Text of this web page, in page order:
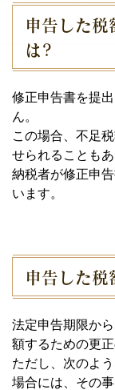
申告した
は?
修正申告書を提
ん。
この場合、不足
せられることもあ
納税者が修正申
います。
申告した
法定申告期限か
額するための更
ただし、次のよ
場合には、その